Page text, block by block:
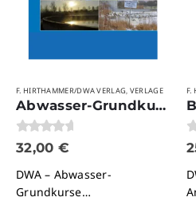
F. HIRTHAMMER/DWA VERLAG VERLAGE
Abwasser-Grundkurse
0von 5
32,00 €
DWA – Abwasser-
Grundkurse
F.
0